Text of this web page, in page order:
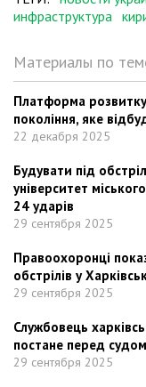
инфраструктура
Материалы по
Платформа
покоління, яке
22 декабря 2025
Будувати під
університет
24 ударів
29 сентября 2025
Правоохоронці
обстрілів у
29 сентября 2025
Службовець
постане перед
29 сентября 2025